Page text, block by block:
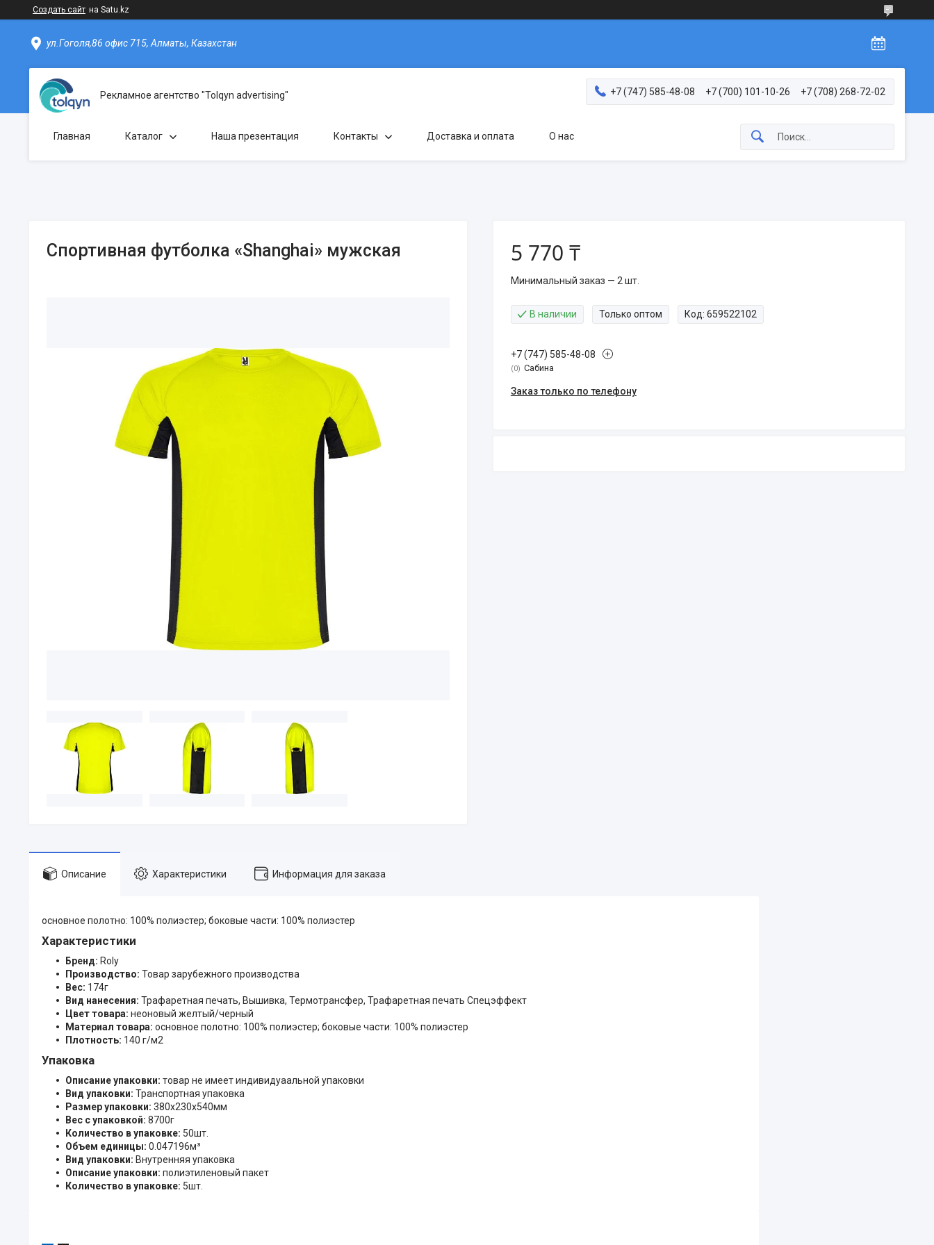
Создать сайт на Satu.kz
ул.Гоголя,86 офис 715, Алматы, Казахстан
Рекламное агентство "Tolqyn advertising" +7 (747) 585-48-08 +7 (700) 101-10-26 +7 (708) 268-72-02
Главная Каталог Наша презентация Контакты Доставка и оплата О нас
Спортивная футболка «Shanghai» мужская 5 770 ₸
Минимальный заказ — 2 шт.
В наличии Только оптом Код: 659522102
+7 (747) 585-48-08
0 Сабина
Заказ только по телефону
Описание Характеристики Информация для заказа
основное полотно: 100% полиэстер; боковые части: 100% полиэстер
Характеристики
Бренд: Roly
Производство: Товар зарубежного производства
Вес: 174г
Вид нанесения: Трафаретная печать, Вышивка, Термотрансфер, Трафаретная печать Спецэффект
Цвет товара: неоновый желтый/черный
Материал товара: основное полотно: 100% полиэстер; боковые части: 100% полиэстер
Плотность: 140 г/м2
Упаковка
Описание упаковки: товар не имеет индивидуаальной упаковки
Вид упаковки: Транспортная упаковка
Размер упаковки: 380x230x540мм
Вес с упаковкой: 8700г
Количество в упаковке: 50шт.
Объем единицы: 0.047196м³
Вид упаковки: Внутренняя упаковка
Описание упаковки: полиэтиленовый пакет
Количество в упаковке: 5шт.